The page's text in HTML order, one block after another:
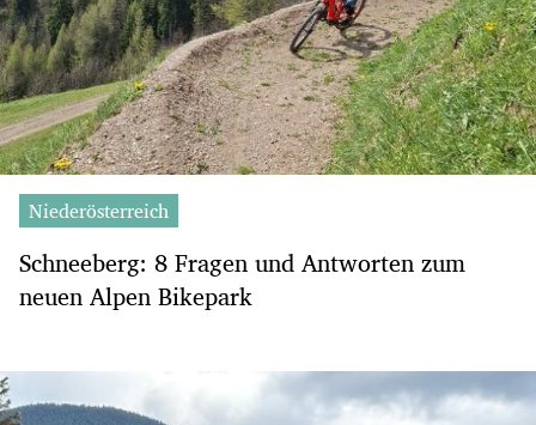
Niederösterreich
Schneeberg: 8 Fragen und Antworten zum
neuen Alpen Bikepark